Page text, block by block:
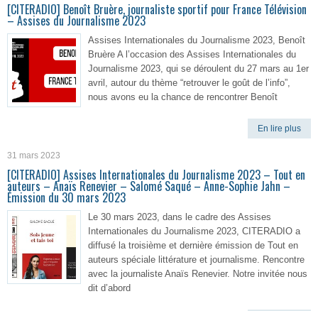
[CITERADIO] Benoît Bruère, journaliste sportif pour France Télévision
– Assises du Journalisme 2023
Assises Internationales du Journalisme 2023, Benoît
Bruère A l’occasion des Assises Internationales du
Journalisme 2023, qui se déroulent du 27 mars au 1er
avril, autour du thème “retrouver le goût de l’info”,
nous avons eu la chance de rencontrer Benoît
En lire plus
31 mars 2023
[CITERADIO] Assises Internationales du Journalisme 2023 – Tout en
auteurs – Anaïs Renevier – Salomé Saqué – Anne-Sophie Jahn –
Émission du 30 mars 2023
Le 30 mars 2023, dans le cadre des Assises
Internationales du Journalisme 2023, CITERADIO a
diffusé la troisième et dernière émission de Tout en
auteurs spéciale littérature et journalisme. Rencontre
avec la journaliste Anaïs Renevier. Notre invitée nous
dit d’abord